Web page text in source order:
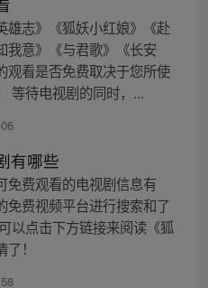
雄志》《狐妖小红娘》《赴
我意》《与君歌》《长安
观看是否免费取决于您所使
等待电视剧的同时，...
有哪些
免费观看的电视剧信息有
免费视频平台进行搜索和了
以点击下方链接来阅读《狐
！